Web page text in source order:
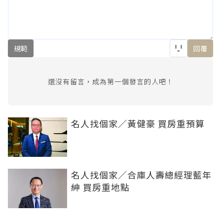
規範 回覆
還沒有留言，成為第一個發言的人吧！
名人找個家／黃健豪 買房重預算
名人找個家／合庫人壽總經理藍年
紳 買房重地點